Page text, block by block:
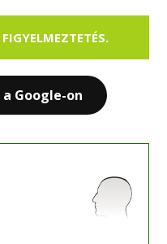
Google-on